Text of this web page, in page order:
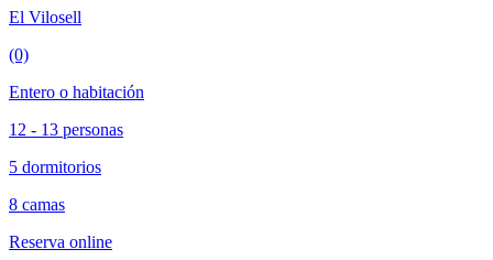
El Vilosell
(0)
Entero o habitación
12 - 13 personas
5 dormitorios
8 camas
Reserva online